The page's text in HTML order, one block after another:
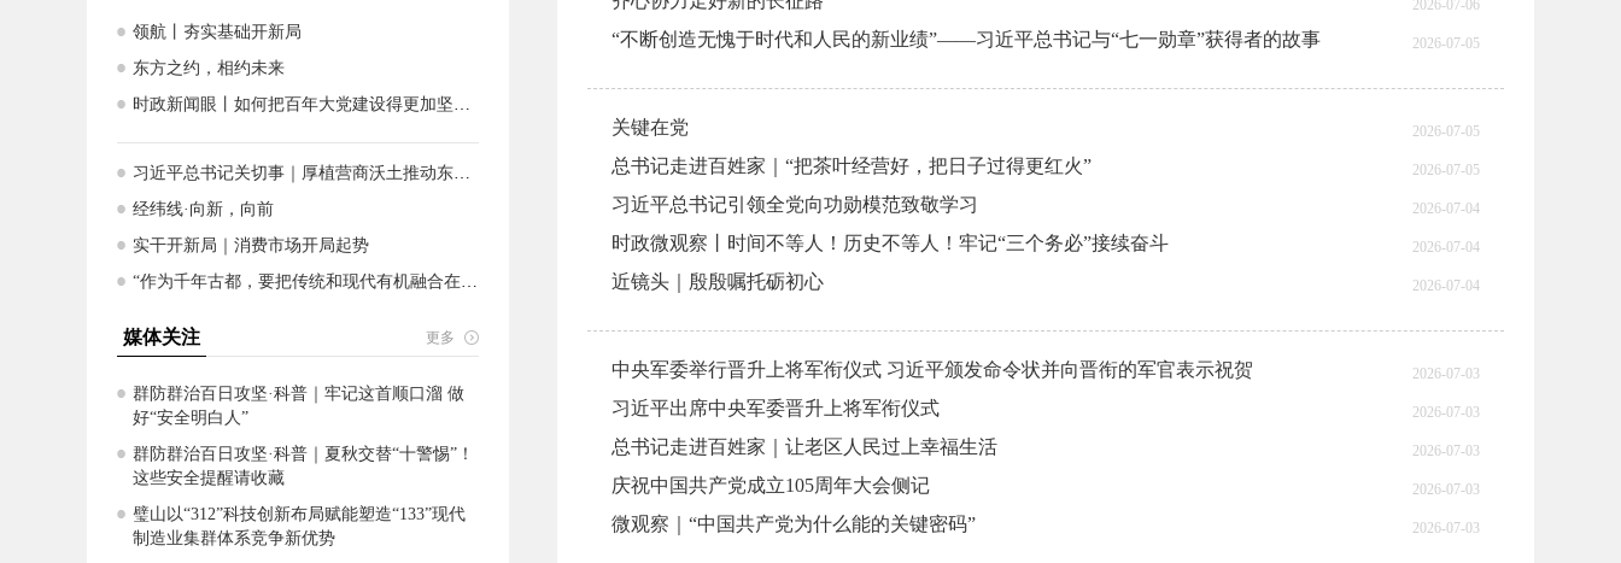
2026-07-06
“不断创造无愧于时代和人民的新业绩”——习近平总书记与“七一勋章”获得者的故事 2026-07-05
关键在党 2026-07-05
总书记走进百姓家｜“把茶叶经营好，把日子过得更红火” 2026-07-05
习近平总书记引领全党向功勋模范致敬学习 2026-07-04
时政微观察丨时间不等人！历史不等人！牢记“三个务必”接续奋斗 2026-07-04
近镜头｜殷殷嘱托砺初心 2026-07-04
中央军委举行晋升上将军衔仪式 习近平颁发命令状并向晋衔的军官表示祝贺 2026-07-03
习近平出席中央军委晋升上将军衔仪式 2026-07-03
总书记走进百姓家｜让老区人民过上幸福生活 2026-07-03
庆祝中国共产党成立105周年大会侧记 2026-07-03
微观察｜“中国共产党为什么能的关键密码” 2026-07-03